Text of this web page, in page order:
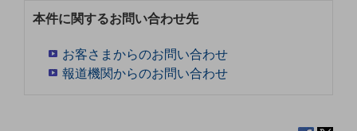
サステナビリティTOP
NTTドコモビジネスグループのサステナビリティ
サステナビリティ基本方針
本件に関するお問い合わせ先
お客さまからのお問い合わせ
報道機関からのお問い合わせ